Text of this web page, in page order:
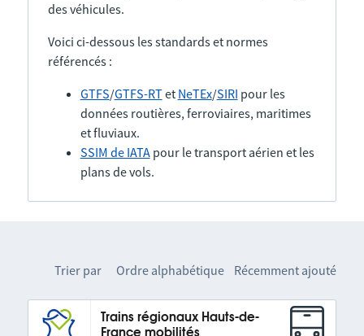
des véhicules.
Voici ci-dessous les standards et normes
référencés :
GTFS/GTFS-RTet NeTEx/SIRI pour les
données routières, ferroviaires, maritimes
et fluviaux.
SSIM de IATApour le transport aérien et les
plans de vols.
Trier par Ordre alphabétique Récemment ajouté
Trains régionaux Hauts-de-
France mobilités